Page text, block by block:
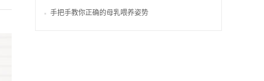
手把手教你正确的母乳喂养姿势